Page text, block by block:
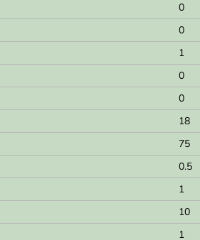
0
0
1
0
0
18
75
0.5
1
10
1